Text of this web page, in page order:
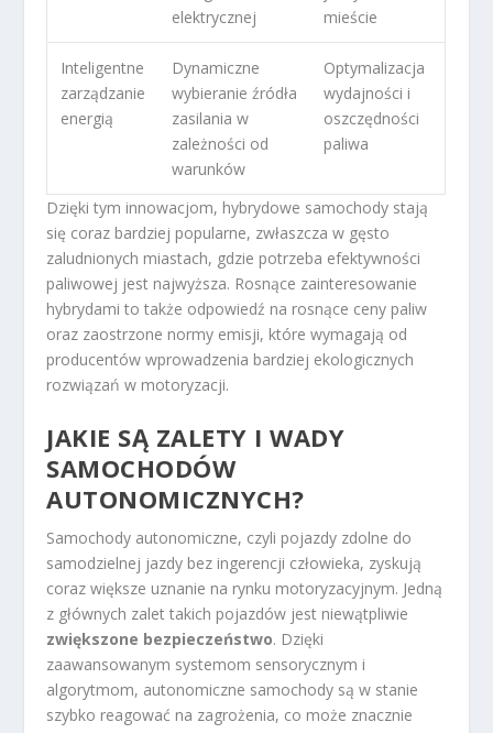
elektrycznej
mieście
Inteligentne
zarządzanie
energią
Dynamiczne
wybieranie źródła
zasilania w
zależności od
warunków
Optymalizacja
wydajności i
oszczędności
paliwa
Dzięki tym innowacjom, hybrydowe samochody stają
się coraz bardziej popularne, zwłaszcza w gęsto
zaludnionych miastach, gdzie potrzeba efektywności
paliwowej jest najwyższa. Rosnące zainteresowanie
hybrydami to także odpowiedź na rosnące ceny paliw
oraz zaostrzone normy emisji, które wymagają od
producentów wprowadzenia bardziej ekologicznych
rozwiązań w motoryzacji.
JAKIE SĄ ZALETY I WADY
SAMOCHODÓW
AUTONOMICZNYCH?
Samochody autonomiczne, czyli pojazdy zdolne do
samodzielnej jazdy bez ingerencji człowieka, zyskują
coraz większe uznanie na rynku motoryzacyjnym. Jedną
z głównych zalet takich pojazdów jest niewątpliwie
zwiększone bezpieczeństwo. Dzięki
zaawansowanym systemom sensorycznym i
algorytmom, autonomiczne samochody są w stanie
szybko reagować na zagrożenia, co może znacznie